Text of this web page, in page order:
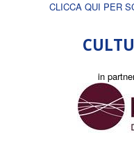
CLICCA QUI PER
in